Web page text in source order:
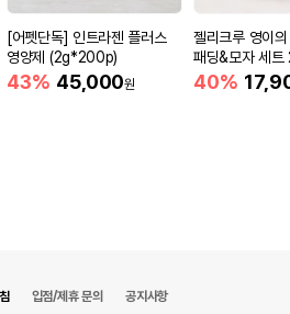
[어펫단독] 인트라젠 플러스
영양제 (2g*200p)
43% 45,000원
젤리크루 영이
패딩&모자 세
40%
입점/제휴 문의 공지사항